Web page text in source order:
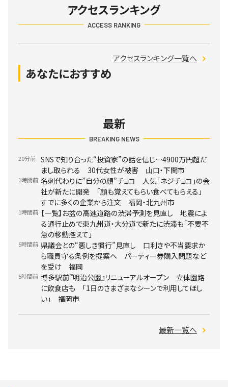
アクセスランキング
ACCESS RANKING
アクセスランキング一覧へ
あなたにおすすめ
最新
BREAKING NEWS
20分前
SNSで知り合った“投資家”の話を信じ…4900万円超だ
まし取られる 30代女性が被害 山口・下関市
1時間前 名刺代わりに”自分の顔”チョコ 人気「ネジチョコ」の会
社が新たに開発 「顔も覚えてもらい食べてもらえる」
すでに多くの企業から注文 福岡・北九州市
1時間前 【一覧】お盆の高速道路の渋滞予測を見直し 地震によ
る通行止めで東九州道・大分道で新たに渋滞も「不要不
急の移動控えて」
5時間前 県議会との“悪しき慣行”見直し 口利きや不当要求か
ら職員守る条例を提案へ パーティー券購入問題など
を受け 福岡
5時間前 博多駅前『明治公園』リニューアルオープン 立体園路
に飲食店も 「1日のさまざまなシーンで利用してほし
い」 福岡市
最新一覧へ